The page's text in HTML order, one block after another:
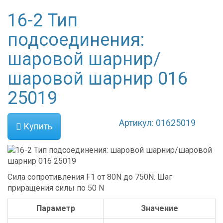
16-2 Тип
подсоединения:
шаровой шарнир/
шаровой шарнир 016
25019
Купить Артикул: 01625019
Сила сопротивления F1 от 80N до 750N. Шаг
приращения силы по 50 N
Параметр Значение